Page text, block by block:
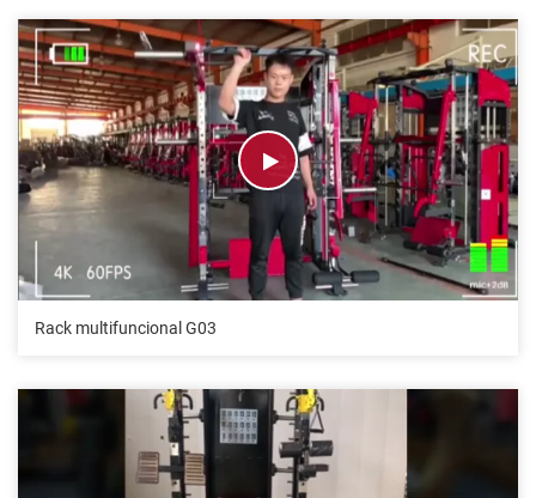
Rack multifuncional G03